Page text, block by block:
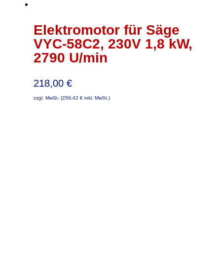
Elektromotor für Säge
VYC-58C2, 230V 1,8 kW,
2790 U/min
218,00 €
zzgl. MwSt. (259,42 € inkl. MwSt.)